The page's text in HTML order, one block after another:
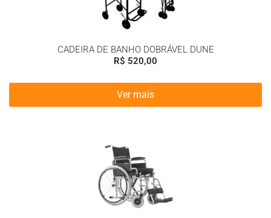
CADEIRA DE BANHO DOBRÁVEL DUNE
R$ 520,00
Ver mais